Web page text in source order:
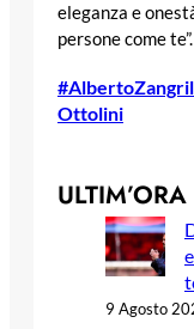
eleganza e
persone come te”.
Ottolini
ULTIM’ORA
9 Agosto